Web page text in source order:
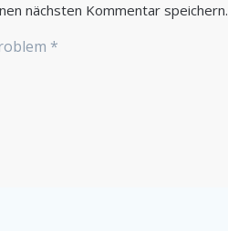
nächsten Kommentar speichern.
*